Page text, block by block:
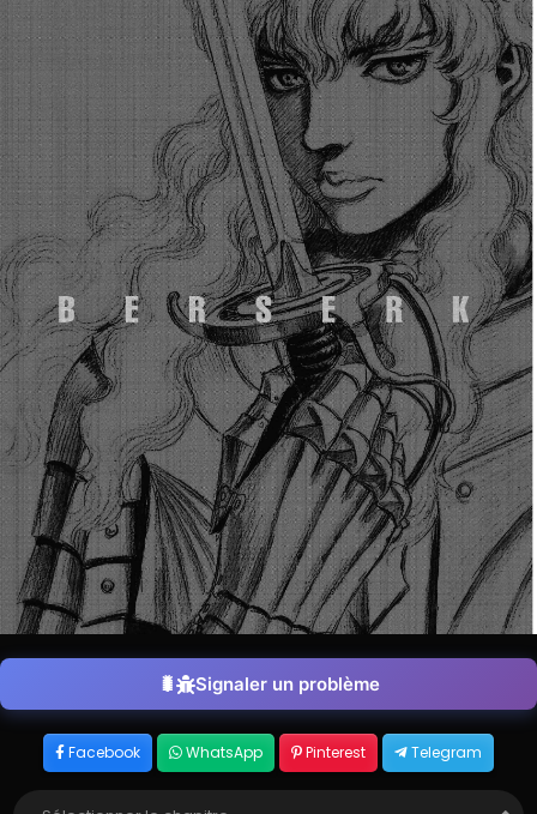
Signaler un problème
Facebook WhatsApp Pinterest Telegram